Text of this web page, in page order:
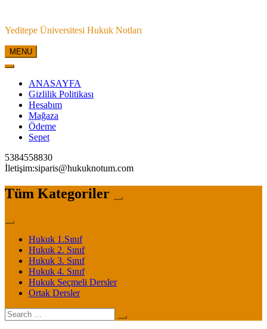
content
Yeditepe Üniversitesi Hukuk Notları
MENU
ANASAYFA
Gizlilik Politikası
Hesabım
Mağaza
Ödeme
Sepet
5384558830
İletişim:siparis@hukuknotum.com
Tüm Kategoriler
Hukuk 1.Sınıf
Hukuk 2. Sınıf
Hukuk 3. Sınıf
Hukuk 4. Sınıf
Hukuk Seçmeli Dersler
Ortak Dersler
Search
for: